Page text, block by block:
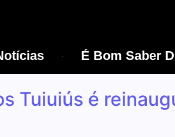
É Bom Saber
Tuiuiús é